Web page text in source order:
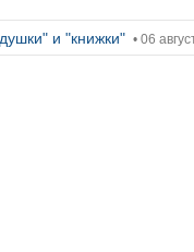
и "книжки" • 06